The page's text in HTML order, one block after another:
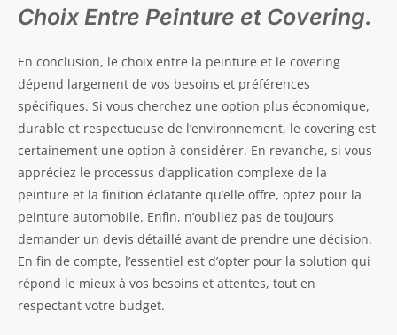
Choix Entre Peinture et Covering.
En conclusion, le choix entre la peinture et le covering
dépend largement de vos besoins et préférences
spécifiques. Si vous cherchez une option plus économique,
durable et respectueuse de l’environnement, le covering est
certainement une option à considérer. En revanche, si vous
appréciez le processus d’application complexe de la
peinture et la finition éclatante qu’elle offre, optez pour la
peinture automobile. Enfin, n’oubliez pas de toujours
demander un devis détaillé avant de prendre une décision.
En fin de compte, l’essentiel est d’opter pour la solution qui
répond le mieux à vos besoins et attentes, tout en
respectant votre budget.